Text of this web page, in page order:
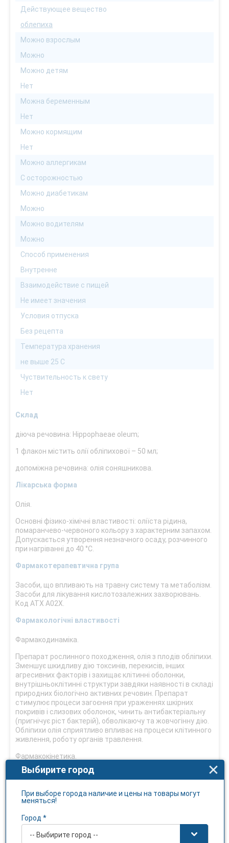
Действующее вещество
облепиха
Можно взрослым
Можно
Можно детям
Нет
Можна беременным
Нет
Можно кормящим
Нет
Можно аллергикам
С осторожностью
Можно диабетикам
Можно
Можно водителям
Можно
Способ применения
Внутренне
Взаимодействие с пищей
Не имеет значения
Условия отпуска
Без рецепта
Температура хранения
не выше 25 С
Чуствительность к свету
Нет
Склад
діюча речовина: Hippophaeae oleum;
1 флакон містить олії обліпихової – 50 мл;
допоміжна речовина: олія соняшникова.
Лікарська форма
Олія.
Основні фізико-хімічні властивості: оліїста рідина,
помаранчево-червоного кольору з характерним запахом.
Допускається утворення незначного осаду, розчинного
при нагріванні до 40 °С.
Фармакотерапевтична група
Засоби, що впливають на травну систему та метаболізм.
Засоби для лікування кислотозалежних захворювань.
Код АТХ А02Х.
Фармакологічні властивості
Фармакодинаміка.
Препарат рослинного походження, олія з плодів обліпихи.
Зменшує шкидливу дію токсинів, перекисів, інших
агресивних факторів і захищає клітинні оболонки,
внутрішньоклітинні структури завдяки наявності в складі
природних біологічно активних речовин. Препарат
стимулює процеси загоєння при ураженнях шкірних
покривів і слизових оболонок, чинить антибактеріальну
(пригнічує ріст бактерій), обволікаючу та жовчогінну дію.
Обліпихи олія сприятливо впливає на процеси клітинного
живлення, роботу органів травлення.
Фармакокінетика.
Інтенсивність всмоктування препарату залежить від
способу застосування. Продукти обміну Обліпихи олії при
застосуванні всередину виводяться з калом і сечею.
Місцево, зовнішньо застосовувати при лікуванні опіків,
пролежнів, променевих уражень шкіри й слизових
Выбирите город
При выборе города наличие и цены на товары могут
меняться!
Город *
-- Выбирите город --